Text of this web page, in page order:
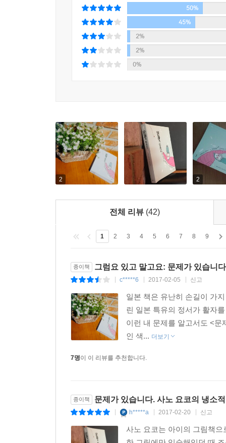
특히 인상적인 것은 노인이 돼서도, 몸이 아프면
없다고 하면서도 통조림 복숭아가 먹고 싶어 아
놀랐다”며 공짜 기쁨에 행복해한다. 천진한 그
행복을 듬뿍 느끼면서 살다간 사람이었다는 생각
-169쪽
결코 서두르는 법 없이 자기 식대로 빈둥빈둥 느
나아가는 그녀의 하루하루를 보고 있노라면 특별
돈이 남아 있으면 어떡해? 아깝잖아.” -201~202쪽
50%
45%
2%
2%
0%
2 2
전체 리뷰 (42)
1 2 3 4 5 6 7 8 9
종이책 그럼요 있고 말고요: 문제가 있습니다
c*****6 2017-02-05 신고
일본 책은 유난히 손길이 가
린 일본 특유의 정서가 활자
이런 내 문제를 알고서도 <문
인 색... 더보기
7명이 이 리뷰를 추천합니다.
종이책 문제가 있습니다. 사노 요코의 냉소
h*****a 2017-02-20 신고
사노 요코는 아이의 그림책